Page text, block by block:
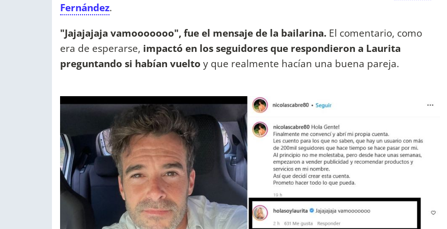
Fernández.
"Jajajajaja vamooooooo", fue el mensaje de la bailarina. El comentario, como
era de esperarse, impactó en los seguidores que respondieron a Laurita
preguntando si habían vuelto y que realmente hacían una buena pareja.